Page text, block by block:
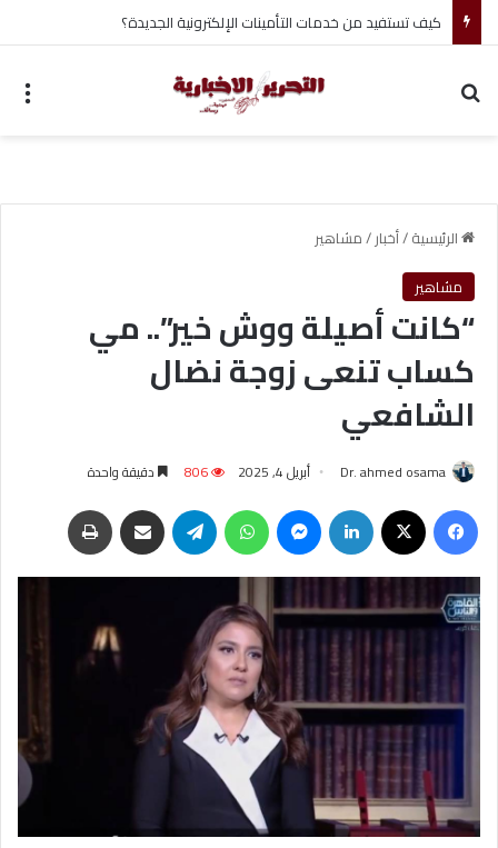
أحمد جابر حسين طه معلم القرآن لغير الناطقين من أسوان
الرئيسية/أخبار/مشاهير
مشاهير
“كانت أصيلة ووش خير”.. مي
كساب تنعى زوجة نضال
الشافعي
Dr. ahmed osama أبريل 4, 2025 806 دقيقة واحدة